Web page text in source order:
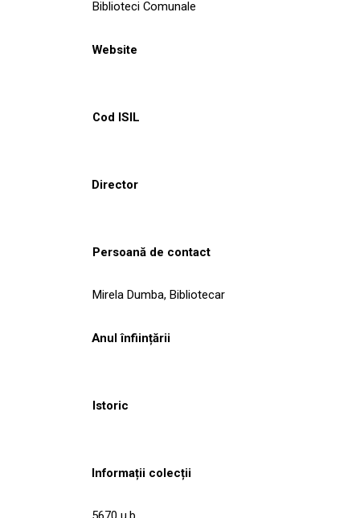
Biblioteci Comunale
Website
Cod ISIL
Director
Persoană de contact
Mirela Dumba, Bibliotecar
Anul înființării
Istoric
Informații colecții